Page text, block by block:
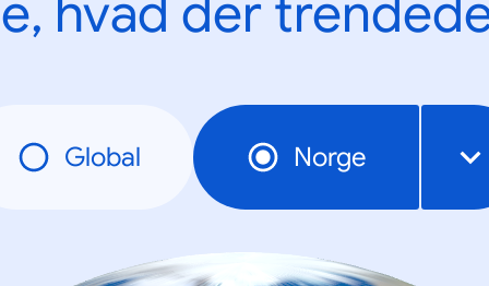
hvad der
Global Norge